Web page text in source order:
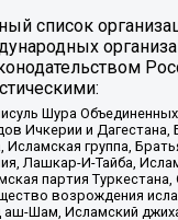
список
Шура
Ичкерии и Дагестана,
группа,
Лашкар-И-Тайба,
партия
возрождения
Шам, Исламский